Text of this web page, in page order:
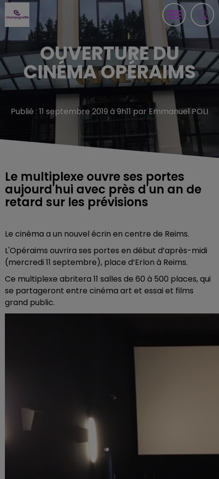
OUVERTURE DU
CINÉMA OPÉRAIMS
Publié : 11 septembre 2019 à 9h11 par Emmanuel POLI
Le multiplexe ouvre ses portes
aujourd'hui avec près d'un an de
retard sur les prévisions
Le cinéma a un nouvel écrin en centre de Reims.
L'Opéraims ouvrira ses portes en début d’après-midi
(mercredi 11 septembre), place d’Erlon à Reims.
Ce multiplexe abritera 11 salles de 60 à 500 places, qui
se partageront entre cinéma art et essai et films
grand public.